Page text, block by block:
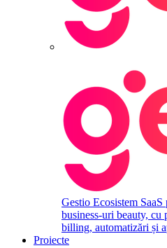
Gestio Ecosistem
business-uri beauty, cu
billing, automatizări și
Proiecte